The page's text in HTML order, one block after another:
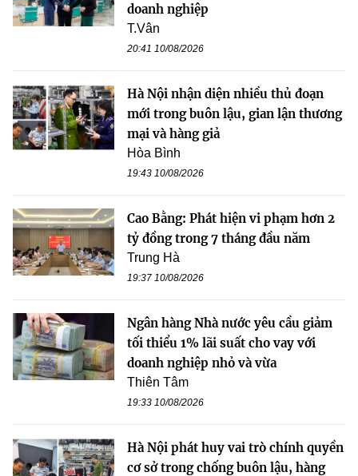
doanh nghiệp
T.Vân
20:41 10/08/2026
Hà Nội nhận diện nhiều thủ đoạn
mới trong buôn lậu, gian lận thương
mại và hàng giả
Hòa Bình
19:43 10/08/2026
Cao Bằng: Phát hiện vi phạm hơn 2
tỷ đồng trong 7 tháng đầu năm
Trung Hà
19:37 10/08/2026
Ngân hàng Nhà nước yêu cầu giảm
tối thiểu 1% lãi suất cho vay với
doanh nghiệp nhỏ và vừa
Thiên Tâm
19:33 10/08/2026
Hà Nội phát huy vai trò chính quyền
cơ sở trong chống buôn lậu, hàng